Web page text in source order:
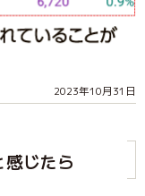
2023年10月31日
じたら